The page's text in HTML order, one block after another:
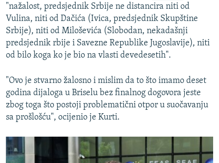
"nažalost, predsjednik Srbije ne distancira niti od
Vulina, niti od Dačića (Ivica, predsjednik Skupštine
Srbije), niti od Miloševića (Slobodan, nekadašnji
predsjednik rbije i Savezne Republike Jugoslavije), niti
od bilo koga ko je bio na vlasti devedesetih".
"Ovo je stvarno žalosno i mislim da to što imamo deset
godina dijaloga u Briselu bez finalnog dogovora jeste
zbog toga što postoji problematični otpor u suočavanju
sa prošlošću", ocijenio je Kurti.